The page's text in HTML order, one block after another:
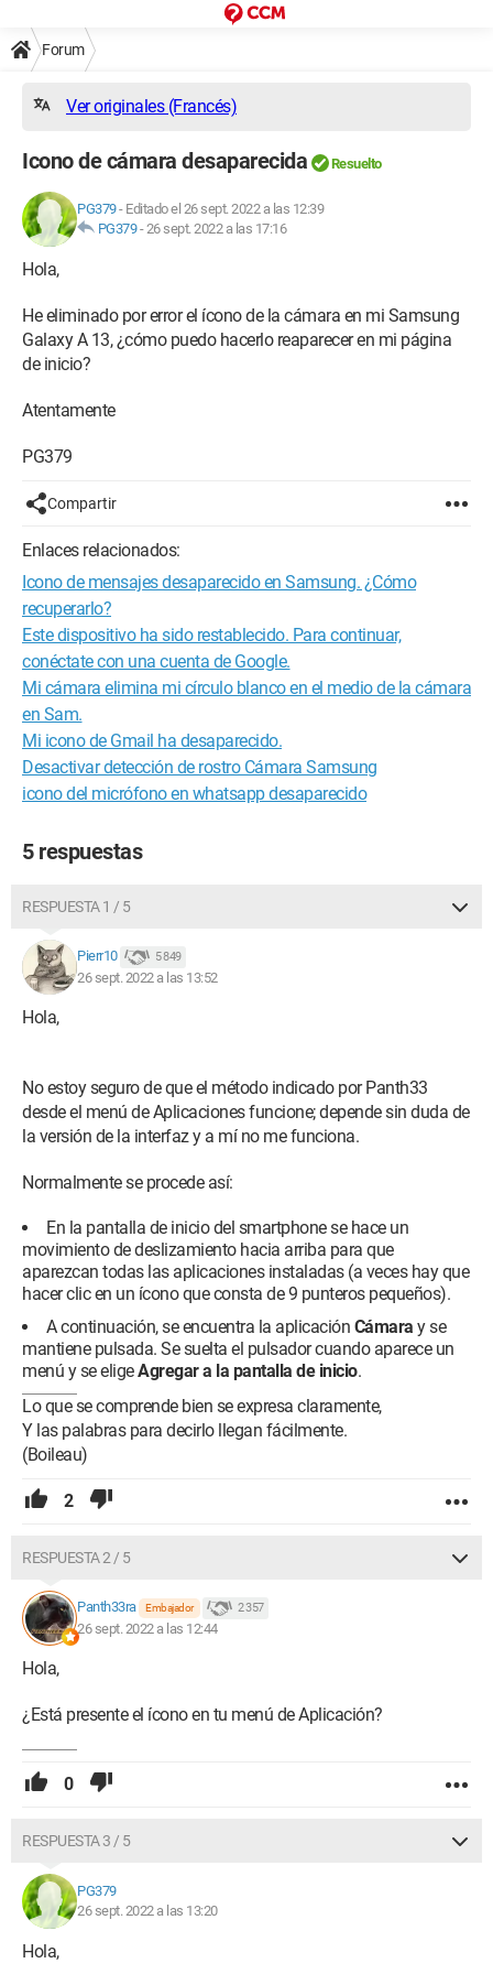
Forum
Ver originales (Francés)
Icono de cámara desaparecida Resuelto
PG379- Editado el 26 sept. 2022 a las 12:39
PG379-26 sept. 2022 a las 17:16
Hola,
He eliminado por error el ícono de la cámara en mi Samsung
Galaxy A 13, ¿cómo puedo hacerlo reaparecer en mi página
de inicio?
Atentamente
PG379
Compartir
Enlaces relacionados:
Icono de mensajes desaparecido en Samsung. ¿Cómo
recuperarlo?
Este dispositivo ha sido restablecido. Para continuar,
conéctate con una cuenta de Google.
Mi cámara elimina mi círculo blanco en el medio de la cámara
en Sam.
Mi icono de Gmail ha desaparecido.
Desactivar detección de rostro Cámara Samsung
icono del micrófono en whatsapp desaparecido
5 respuestas
RESPUESTA 1 / 5
Pierr10 5 849
26 sept. 2022 a las 13:52
Hola,
No estoy seguro de que el método indicado por Panth33
desde el menú de Aplicaciones funcione; depende sin duda de
la versión de la interfaz y a mí no me funciona.
Normalmente se procede así:
En la pantalla de inicio del smartphone se hace un
movimiento de deslizamiento hacia arriba para que
aparezcan todas las aplicaciones instaladas (a veces hay que
hacer clic en un ícono que consta de 9 punteros pequeños).
A continuación, se encuentra la aplicación Cámara y se
mantiene pulsada. Se suelta el pulsador cuando aparece un
menú y se eligeAgregar a la pantalla de inicio.
Lo que se comprende bien se expresa claramente,
Y las palabras para decirlo llegan fácilmente.
(Boileau)
2
RESPUESTA 2 / 5
Panth33ra Embajador 2 357
26 sept. 2022 a las 12:44
Hola,
¿Está presente el ícono en tu menú de Aplicación?
0
RESPUESTA 3 / 5
PG379
26 sept. 2022 a las 13:20
Hola,